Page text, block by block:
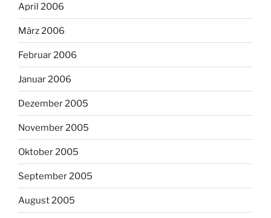
April 2006
März 2006
Februar 2006
Januar 2006
Dezember 2005
November 2005
Oktober 2005
September 2005
August 2005